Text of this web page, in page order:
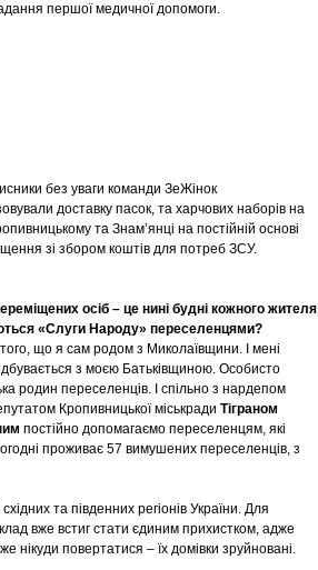
першої медичної допомоги.
без уваги команди ЗеЖінок
доставку пасок, та харчових наборів на
та Знам’янці на постійній основі
зі збором коштів для потреб ЗСУ.
осіб – це нині будні кожного жителя
«Слуги Народу» переселенцями?
що я сам родом з Миколаївщини. І мені
з моєю Батьківщиною. Особисто
родин переселенців. І спільно з нардепом
Кропивницької міськради Тіграном
постійно допомагаємо переселенцям, які
проживає 57 вимушених переселенців, з
та південних регіонів України. Для
вже встиг стати єдиним прихистком, адже
нікуди повертатися – їх домівки зруйновані.